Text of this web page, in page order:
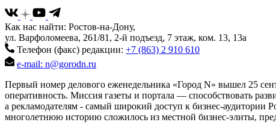
Как нас найти: Ростов-на-Дону,
ул. Варфоломеева, 261/81, 2-й подъезд, 7 этаж, ком. 13, 13а
Телефон (факс) редакции: +7 (863) 2 910 610
e-mail: n@gorodn.ru
Первый номер делового еженедельника «Город N» вышел 25
оперативность. Миссия газеты и портала — способствовать
а рекламодателям - самый широкий доступ к бизнес-аудитории
многолетнюю историю сложилось из местной бизнес-элиты,